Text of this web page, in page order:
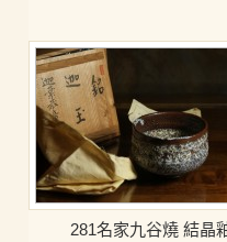
281名家九谷燒 結晶